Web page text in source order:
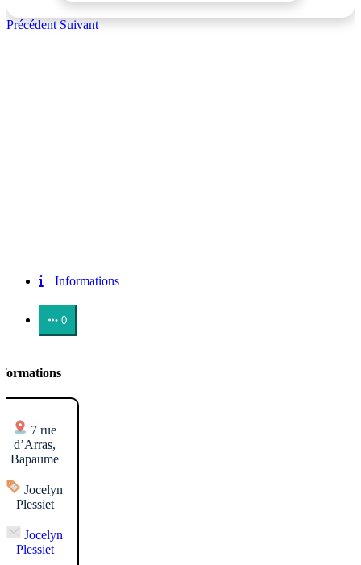
Précédent Suivant
Informations
0
7 rue
d’Arras,
Bapaume
Jocelyn
Plessiet
Jocelyn
Plessiet